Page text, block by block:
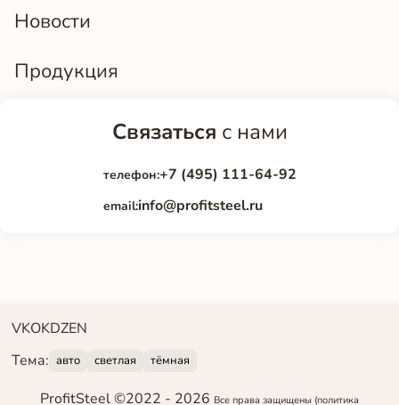
Новости
Продукция
Связаться с нами
телефон:+7 (495) 111-64-92
email:info@profitsteel.ru
VKOKDZEN
Тема: авто светлая тёмная
ProfitSteel ©2022 - 2026 Все права защищены (политика